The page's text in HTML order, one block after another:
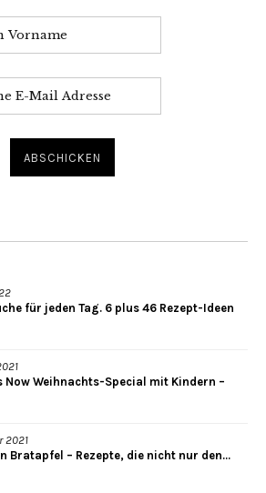
für jeden Tag. 6 plus 46 Rezept-Ideen
Now Weihnachts-Special mit Kindern –
2021
Bratapfel – Rezepte, die nicht nur den...